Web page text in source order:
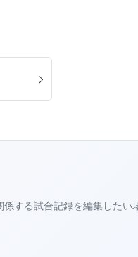
する試合記録を編集したい